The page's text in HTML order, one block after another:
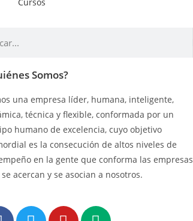
Somos?
una empresa líder, humana, inteligente,
técnica y flexible, conformada por un
humano de excelencia, cuyo objetivo
es la consecución de altos niveles de
en la gente que conforma las empresas
acercan y se asocian a nosotros.